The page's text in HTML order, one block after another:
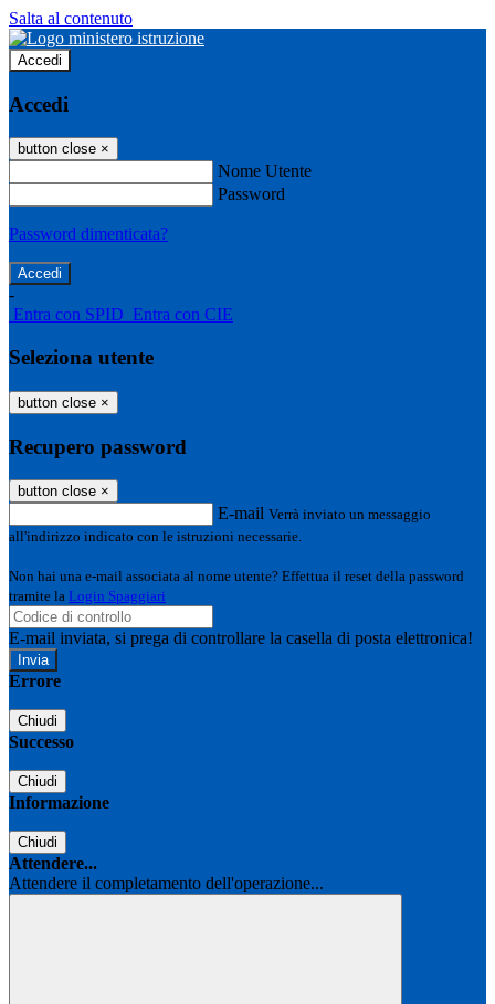
Salta al contenuto
Accedi
Accedi
button close ×
Nome Utente
Password
Password dimenticata?
-
Entra con SPID Entra con CIE
Seleziona utente
button close ×
Recupero password
button close ×
E-mail Verrà inviato un messaggio
all'indirizzo indicato con le istruzioni necessarie.
Non hai una e-mail associata al nome utente? Effettua il reset della password
tramite la Login Spaggiari
E-mail inviata, si prega di controllare la casella di posta elettronica!
Errore
Chiudi
Successo
Chiudi
Informazione
Chiudi
Attendere...
Attendere il completamento dell'operazione...